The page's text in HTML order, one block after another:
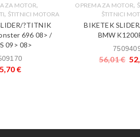
ZA MOTOR,
, ŠTITNICI MOTORA
?TITNIK
696 08> /
09> 08>
€
OPREMA ZA MOTOR,
ŠTITNICI
BIKETEK
BMW
56,01€